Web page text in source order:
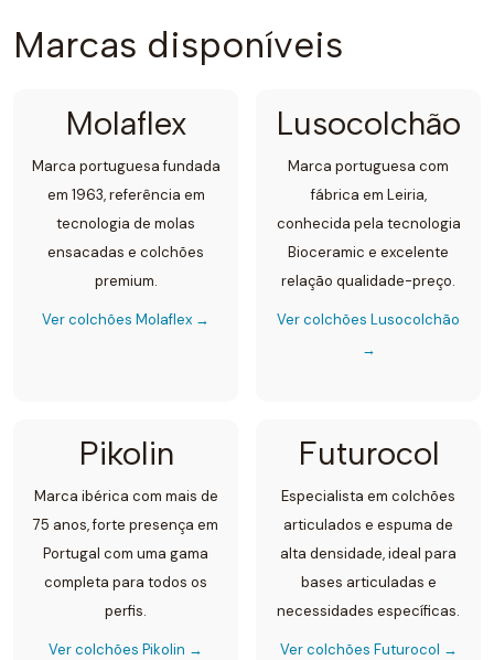
Marcas disponíveis
Molaflex
Marca portuguesa fundada
em 1963, referência em
tecnologia de molas
ensacadas e colchões
premium.
Ver colchões Molaflex →
Lusocolchão
Marca portuguesa com
fábrica em Leiria,
conhecida pela tecnologia
Bioceramic e excelente
relação qualidade-preço.
Ver colchões Lusocolchão
→
Pikolin
Marca ibérica com mais de
75 anos, forte presença em
Portugal com uma gama
completa para todos os
perfis.
Ver colchões Pikolin →
Futurocol
Especialista em colchões
articulados e espuma de
alta densidade, ideal para
bases articuladas e
necessidades específicas.
Ver colchões Futurocol →